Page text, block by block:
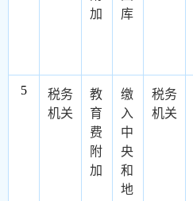
加
库
5
税务
机关
教
育
费
附
加
缴
入
中
央
和
地
税务
机关